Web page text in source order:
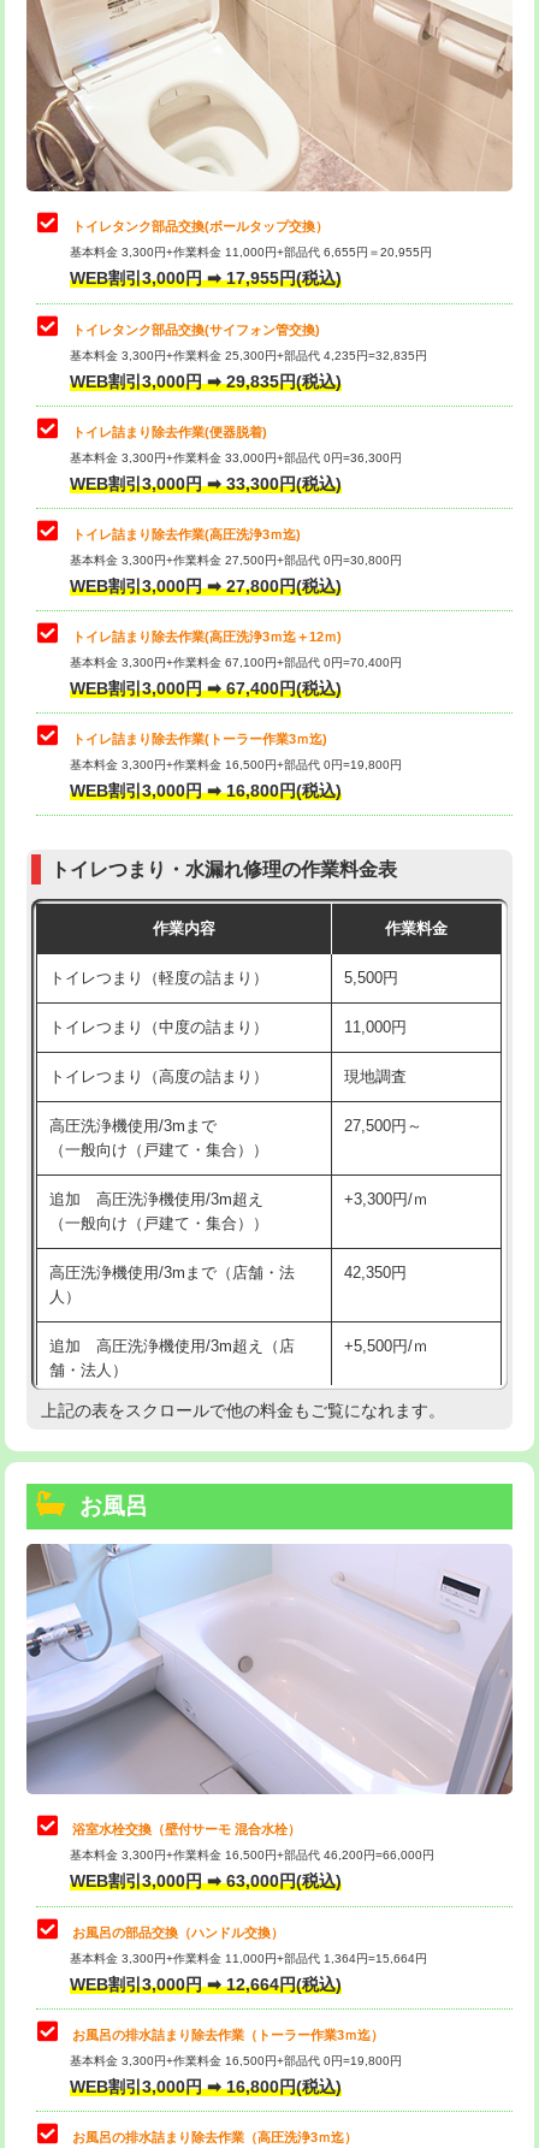
トイレタンク部品交換(ボールタップ交換）
基本料金 3,300円+作業料金 11,000円+部品代 6,655円＝20,955円
WEB割引3,000円 ➡ 17,955円(税込)
トイレタンク部品交換(サイフォン管交換)
基本料金 3,300円+作業料金 25,300円+部品代 4,235円=32,835円
WEB割引3,000円 ➡ 29,835円(税込)
トイレ詰まり除去作業(便器脱着)
基本料金 3,300円+作業料金 33,000円+部品代 0円=36,300円
WEB割引3,000円 ➡ 33,300円(税込)
トイレ詰まり除去作業(高圧洗浄3ｍ迄)
基本料金 3,300円+作業料金 27,500円+部品代 0円=30,800円
WEB割引3,000円 ➡ 27,800円(税込)
トイレ詰まり除去作業(高圧洗浄3ｍ迄＋12ｍ)
基本料金 3,300円+作業料金 67,100円+部品代 0円=70,400円
WEB割引3,000円 ➡ 67,400円(税込)
トイレ詰まり除去作業(トーラー作業3ｍ迄)
基本料金 3,300円+作業料金 16,500円+部品代 0円=19,800円
WEB割引3,000円 ➡ 16,800円(税込)
トイレつまり・水漏れ修理の作業料金表
作業内容 作業料金
トイレつまり（軽度の詰まり） 5,500円
トイレつまり（中度の詰まり） 11,000円
トイレつまり（高度の詰まり） 現地調査
高圧洗浄機使用/3mまで
（一般向け（戸建て・集合））
27,500円～
追加 高圧洗浄機使用/3m超え
（一般向け（戸建て・集合））
+3,300円/ｍ
高圧洗浄機使用/3mまで（店舗・法
人）
42,350円
追加 高圧洗浄機使用/3m超え（店
舗・法人）
+5,500円/ｍ
高度高圧洗浄換 現地調査
トーラー機使用/3mまで
追加トーラー機使用/3m超え
カメラ調査 33,000円
桝清掃 8,800円
止水・漏水調査・防水処理・清掃・修
理・調整・分解・加工など（軽作業）
止水・漏水調査・防水処理・清掃・修
理・調整・分解・加工など（中作業）
22,000円
止水・漏水調査・防水処理・清掃・修
理・調整・分解・加工など（重作業）
33,000円
トイレタンク脱着
トイレ便器脱着
タンクレストイレ脱着 33,000円
小便器トイレ脱着
その他部品の脱着 8,800円～
上記の表をスクロールで他の料金もご覧になれます。
お風呂
浴室水栓交換（壁付サーモ 混合水栓）
基本料金 3,300円+作業料金 16,500円+部品代 46,200円=66,000円
WEB割引3,000円 ➡ 63,000円(税込)
お風呂の部品交換（ハンドル交換）
基本料金 3,300円+作業料金 11,000円+部品代 1,364円=15,664円
WEB割引3,000円 ➡ 12,664円(税込)
お風呂の排水詰まり除去作業（トーラー作業3ｍ迄）
基本料金 3,300円+作業料金 16,500円+部品代 0円=19,800円
WEB割引3,000円 ➡ 16,800円(税込)
お風呂の排水詰まり除去作業（高圧洗浄3ｍ迄）